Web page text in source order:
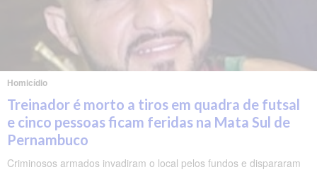
Homicídio
Treinador é morto a tiros em quadra de futsal
e cinco pessoas ficam feridas na Mata Sul de
Pernambuco
Criminosos armados invadiram o local pelos fundos e dispararam